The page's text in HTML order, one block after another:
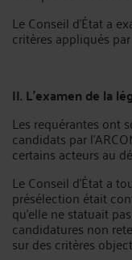
Le Conseil d'État a
critères appliqués
II. L'examen de la
Les requérantes ont
candidats par
certains acteurs au
Le Conseil d'État a
présélection était
qu'elle ne statuait
candidatures non
sur des critères